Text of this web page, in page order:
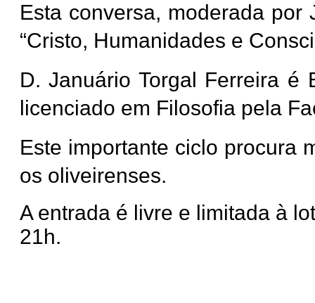
Esta conversa, moderada
“Cristo, Humanidades e
D. Januário Torgal Ferreira é
licenciado em Filosofia pela
Este importante ciclo procura
os oliveirenses.
A entrada é livre e limitada à
21h.